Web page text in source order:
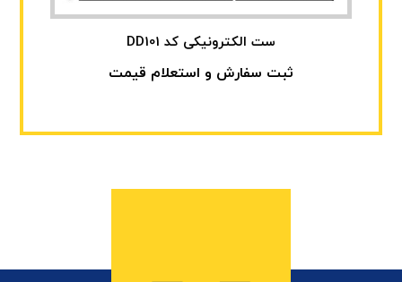
ست الکترونیکی کد DD101
ثبت سفارش و استعلام قیمت